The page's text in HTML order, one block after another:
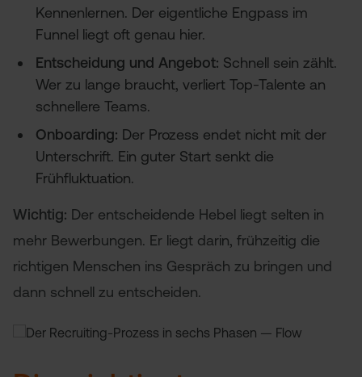
Kennenlernen. Der eigentliche Engpass im
Funnel liegt oft genau hier.
Entscheidung und Angebot: Schnell sein zählt.
Wer zu lange braucht, verliert Top-Talente an
schnellere Teams.
Onboarding: Der Prozess endet nicht mit der
Unterschrift. Ein guter Start senkt die
Frühfluktuation.
Wichtig: Der entscheidende Hebel liegt selten in
mehr Bewerbungen. Er liegt darin, frühzeitig die
richtigen Menschen ins Gespräch zu bringen und
dann schnell zu entscheiden.